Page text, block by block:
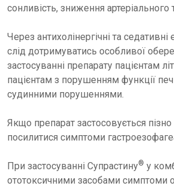
сонливість, зниження артеріального
Через антихолінергічні та
слід дотримуватись особливої
застосуванні препарату пацієнтам
пацієнтам з порушенням функції
судинними порушеннями.
Якщо препарат застосовується
посилитися симптоми
При застосуванні Супрастину® у
ототоксичними засобами симптоми